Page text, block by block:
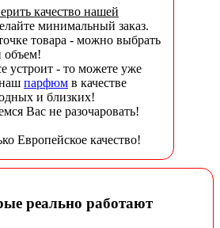
качество нашей
минимальный заказ.
товара - можно выбрать
устроит - то можете уже
парфюм в качестве
и близких!
Вас не разочаровать!
Европейское качество!
реально работают